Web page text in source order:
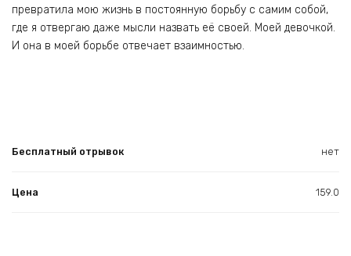
превратила мою жизнь в постоянную борьбу с самим собой,
где я отвергаю даже мысли назвать её своей. Моей девочкой.
И она в моей борьбе отвечает взаимностью.
Бесплатный отрывок нет
Цена 159.0